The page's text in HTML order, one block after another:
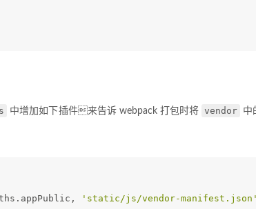
中增加如下插件来告诉 webpack 打包时将 vendor
中
'static/js/vendor-manifest.json'